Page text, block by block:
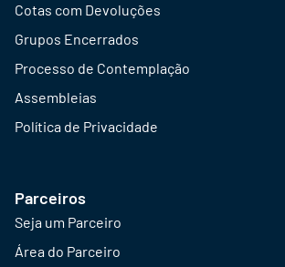
Cotas com Devoluções
Grupos Encerrados
Processo de Contemplação
Assembleias
Política de Privacidade
Parceiros
Seja um Parceiro
Área do Parceiro